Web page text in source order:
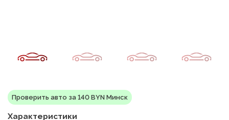
Проверить авто за 140 BYN Минск
Характеристики